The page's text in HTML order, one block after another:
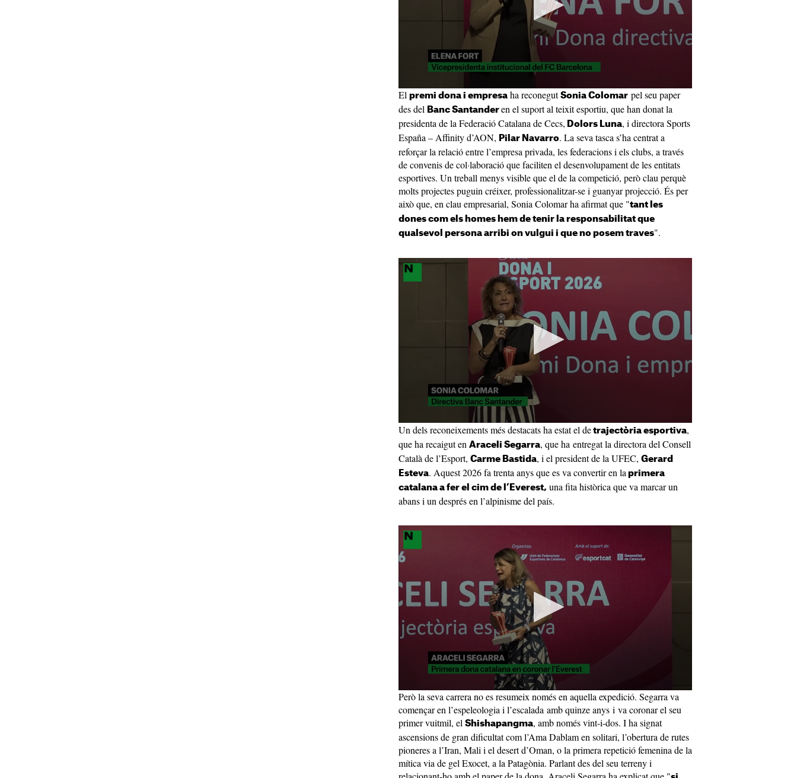
El premi dona i empresa ha reconegut Sonia Colomar pel seu paper
des del Banc Santander en el suport al teixit esportiu, que han donat la
presidenta de la Federació Catalana de Cecs, Dolors Luna, i directora Sports
España – Affinity d’AON, Pilar Navarro. La seva tasca s’ha centrat a
reforçar la relació entre l’empresa privada, les federacions i els clubs, a través
de convenis de col·laboració que faciliten el desenvolupament de les entitats
esportives. Un treball menys visible que el de la competició, però clau perquè
molts projectes puguin créixer, professionalitzar-se i guanyar projecció. És per
això que, en clau empresarial, Sonia Colomar ha afirmat que "tant les
dones com els homes hem de tenir la responsabilitat que
qualsevol persona arribi on vulgui i que no posem traves".
Un dels reconeixements més destacats ha estat el de trajectòria esportiva,
que ha recaigut en Araceli Segarra, que ha entregat la directora del Consell
Català de l’Esport, Carme Bastida, i el president de la UFEC, Gerard
Esteva. Aquest 2026 fa trenta anys que es va convertir en la primera
catalana a fer el cim de l’Everest, una fita històrica que va marcar un
abans i un després en l’alpinisme del país.
Però la seva carrera no es resumeix només en aquella expedició. Segarra va
començar en l’espeleologia i l’escalada amb quinze anys i va coronar el seu
primer vuitmil, el Shishapangma, amb només vint-i-dos. I ha signat
ascensions de gran dificultat com l’Ama Dablam en solitari, l’obertura de rutes
pioneres a l’Iran, Mali i el desert d’Oman, o la primera repetició femenina de la
mítica via de gel Exocet, a la Patagònia. Parlant des del seu terreny i